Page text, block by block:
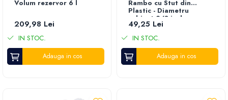
Volum rezervor 6 l
209,98 Lei
IN STOC.
Adauga in cos
Rambo cu Stut din
Plastic - Diametru
robinet 3/8 inch
49,25 Lei
IN STOC.
Adauga in cos